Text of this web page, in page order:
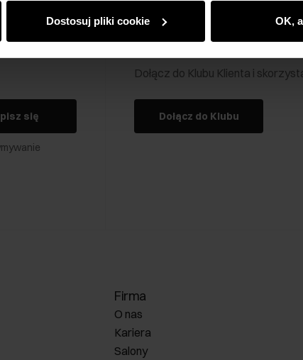
Dostosuj pliki cookie OK,
się
Klub Klienta Ochnik
Dołącz do Klubu Klienta i
Dołącz do Klubu
Firma
O nas
Kariera
Salony